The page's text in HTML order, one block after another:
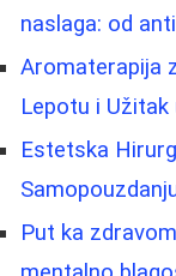
naslaga: od
Aromaterapija
Lepotu i Užitak
Estetska
Put ka